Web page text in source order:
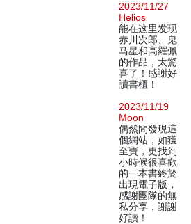
2023/11/27
Helios
能在这里发现
赤川次郎、鬼
马星和高羅佩
的作品，太驚
喜了！感謝好
讀書櫃！
2023/11/19
Moon
偶然間發現這
個網站，如獲
至寶，更找到
小時候很喜歡
的一本書終於
出現電子版，
感謝團隊的無
私分享，謝謝
好讀！